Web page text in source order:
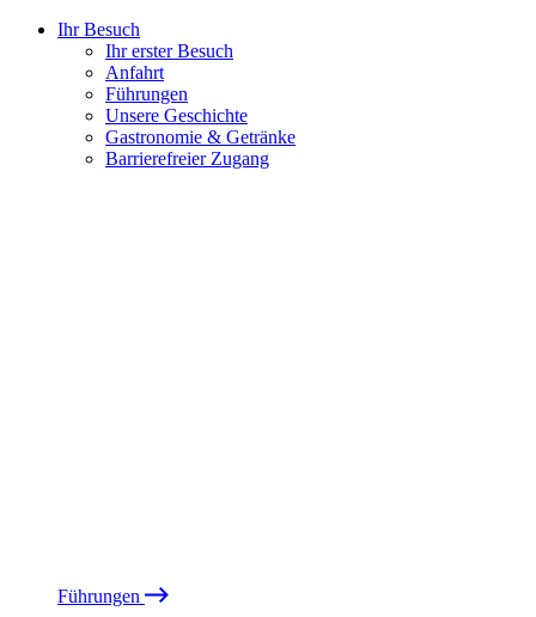
Ihr Besuch
Ihr erster Besuch
Anfahrt
Führungen
Unsere Geschichte
Gastronomie & Getränke
Barrierefreier Zugang
Führungen